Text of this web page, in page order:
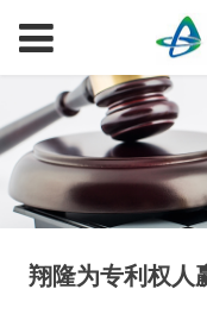
翔隆为专利权人